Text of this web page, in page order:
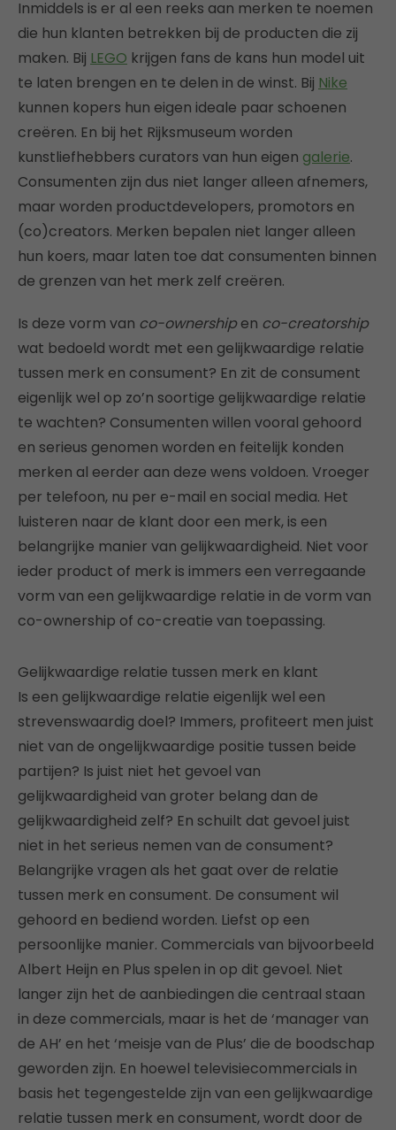
Inmiddels is er al een reeks aan merken te noemen
die hun klanten betrekken bij de producten die zij
maken. Bij LEGO krijgen fans de kans hun model uit
te laten brengen en te delen in de winst. Bij Nike
kunnen kopers hun eigen ideale paar schoenen
creëren. En bij het Rijksmuseum worden
kunstliefhebbers curators van hun eigen galerie.
Consumenten zijn dus niet langer alleen afnemers,
maar worden productdevelopers, promotors en
(co)creators. Merken bepalen niet langer alleen
hun koers, maar laten toe dat consumenten binnen
de grenzen van het merk zelf creëren.
Is deze vorm van co-ownershipen co-creatorship
wat bedoeld wordt met een gelijkwaardige relatie
tussen merk en consument? En zit de consument
eigenlijk wel op zo’n soortige gelijkwaardige relatie
te wachten? Consumenten willen vooral gehoord
en serieus genomen worden en feitelijk konden
merken al eerder aan deze wens voldoen. Vroeger
per telefoon, nu per e-mail en social media. Het
luisteren naar de klant door een merk, is een
belangrijke manier van gelijkwaardigheid. Niet voor
ieder product of merk is immers een verregaande
vorm van een gelijkwaardige relatie in de vorm van
co-ownership of co-creatie van toepassing.
Gelijkwaardige relatie tussen merk en klant
Is een gelijkwaardige relatie eigenlijk wel een
strevenswaardig doel? Immers, profiteert men juist
niet van de ongelijkwaardige positie tussen beide
partijen? Is juist niet het gevoel van
gelijkwaardigheid van groter belang dan de
gelijkwaardigheid zelf? En schuilt dat gevoel juist
niet in het serieus nemen van de consument?
Belangrijke vragen als het gaat over de relatie
tussen merk en consument. De consument wil
gehoord en bediend worden. Liefst op een
persoonlijke manier. Commercials van bijvoorbeeld
Albert Heijn en Plus spelen in op dit gevoel. Niet
langer zijn het de aanbiedingen die centraal staan
in deze commercials, maar is het de ‘manager van
de AH’ en het ‘meisje van de Plus’ die de boodschap
geworden zijn. En hoewel televisiecommercials in
basis het tegengestelde zijn van een gelijkwaardige
relatie tussen merk en consument, wordt door de